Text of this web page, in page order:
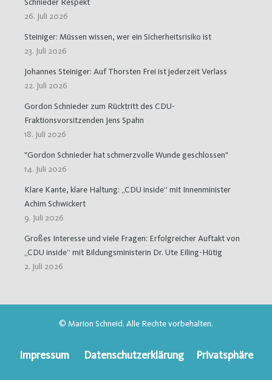
26. Juli 2026
Steiniger: Müssen wissen, wer ein Sicherheitsrisiko ist
23. Juli 2026
Johannes Steiniger: Auf Thorsten Frei ist jederzeit Verlass
22. Juli 2026
Gordon Schnieder zum Rücktritt des CDU-
Fraktionsvorsitzenden Jens Spahn
18. Juli 2026
"Gordon Schnieder hat schmerzvolle Wunde geschlossen"
14. Juli 2026
Klare Kante, klare Haltung: „CDU inside“ mit Innenminister
Achim Schwickert
9. Juli 2026
Großes Interesse und viele Fragen: Erfolgreicher Auftakt von
„CDU inside“ mit Bildungsministerin Dr. Ute Eiling-Hütig
2. Juli 2026
© Marion Schneid. Alle Rechte vorbehalten.
Impressum Datenschutzerklärung Privatsphäre